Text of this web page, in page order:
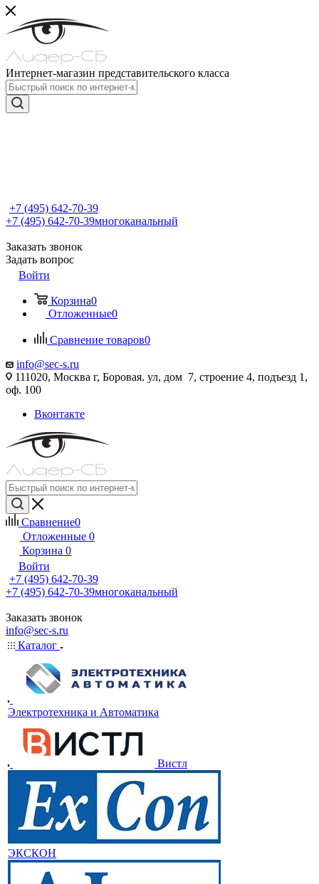
Интернет-магазин представительского класса
+7 (495) 642-70-39
+7 (495) 642-70-39многоканальный
Заказать звонок
Задать вопрос
Войти
Корзина0
Отложенные0
Сравнение товаров0
info@sec-s.ru
111020, Москва г, Боровая. ул, дом 7, строение 4, подъезд 1,
оф. 100
Вконтакте
Сравнение0
Отложенные 0
Корзина 0
Войти
+7 (495) 642-70-39
+7 (495) 642-70-39многоканальный
Заказать звонок
info@sec-s.ru
Каталог
Электротехника и Автоматика
Вистл
ЭКСКОН